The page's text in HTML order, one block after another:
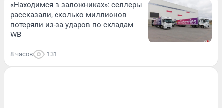
«Находимся в заложниках»: селлеры
рассказали, сколько миллионов
потеряли из-за ударов по складам
WB
8 часов 131